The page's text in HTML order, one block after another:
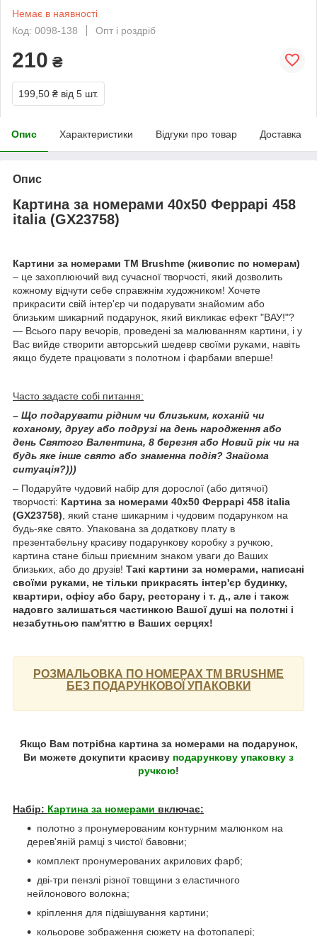
Немає в наявності
Код: 0098-138
Опт і роздріб
210 ₴
199,50 ₴ від 5 шт.
Опис Характеристики Відгуки про товар Доставка
Опис
Картина за номерами 40х50 Феррарі 458
italia (GX23758)
Картини за номерами ТМ Brushme (живопис по номерам)
– це захоплюючий вид сучасної творчості, який дозволить
кожному відчути себе справжнім художником! Хочете
прикрасити свій інтер'єр чи подарувати знайомим або
близьким шикарний подарунок, який викликає ефект "ВАУ!"?
— Всього пару вечорів, проведені за малюванням картини, і у
Вас вийде створити авторський шедевр своїми руками, навіть
якщо будете працювати з полотном і фарбами вперше!
Часто задаєте собі питання:
– Що подарувати рідним чи близьким, коханій чи
коханому, другу або подрузі на день народження або
день Святого Валентина, 8 березня або Новий рік чи на
будь яке інше свято або знаменна подія? Знайома
ситуація?)))
– Подаруйте чудовий набір для дорослої (або дитячої)
творчості: Картина за номерами 40х50 Феррарі 458 italia
(GX23758), який стане шикарним і чудовим подарунком на
будь-яке свято. Упакована за додаткову плату в
презентабельну красиву подарункову коробку з ручкою,
картина стане більш приємним знаком уваги до Ваших
близьких, або до друзів! Такі картини за номерами, написані
своїми руками, не тільки прикрасять інтер'єр будинку,
квартири, офісу або бару, ресторану і т. д., але і також
надовго залишаться частинкою Вашої душі на полотні і
незабутньою пам'яттю в Ваших серцях!
РОЗМАЛЬОВКА ПО НОМЕРАХ ТМ BRUSHME
БЕЗ ПОДАРУНКОВОЇ УПАКОВКИ
Якщо Вам потрібна картина за номерами на подарунок,
Ви можете докупити красиву подарункову упаковку з
ручкою!
Набір: Картина за номерами включає:
полотно з пронумерованим контурним малюнком на
дерев'яній рамці з чистої бавовни;
комплект пронумерованих акрилових фарб;
дві-три пензлі різної товщини з еластичного
нейлонового волокна;
кріплення для підвішування картини;
кольорове зображення сюжету на фотопапері;